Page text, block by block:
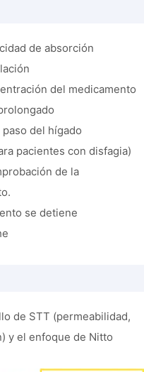
de absorción
del medicamento
del hígado
pacientes con disfagia)
de la
se detiene
de STT (permeabilidad,
y el enfoque de Nitto